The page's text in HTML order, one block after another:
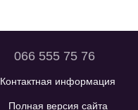
066 555 75 76
Контактная информация
Полная версия сайта